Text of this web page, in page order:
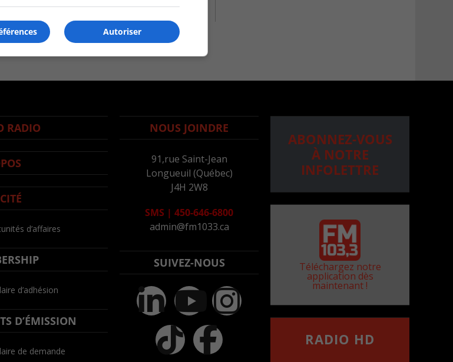
RADIO
d’affaires
d’adhésion
D’ÉMISSION
de demande
NOUS JOINDRE
91,rue Saint-Jean
Longueuil (Québec)
J4H 2W8
SMS | 450-646-6800
admin@fm1033.ca
SUIVEZ-NOUS
ABONNEZ-VOUS
À NOTRE
INFOLETTRE
Téléchargez notre
application dès
maintenant !
RADIO HD
Autoriser